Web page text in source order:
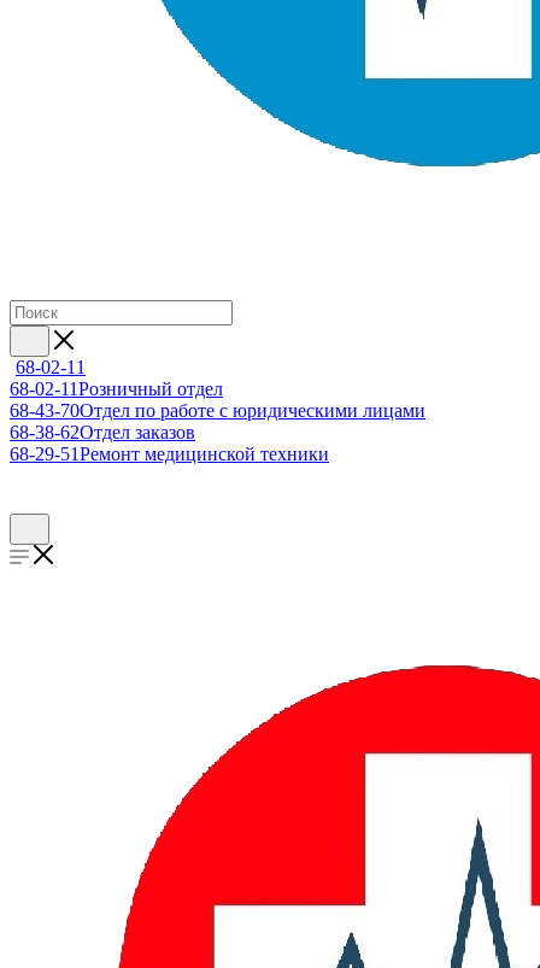
68-02-11
68-02-11Розничный отдел
68-43-70Отдел по работе с юридическими лицами
68-38-62Отдел заказов
68-29-51Ремонт медицинской техники